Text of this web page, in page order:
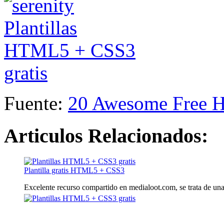
Fuente: 20 Awesome Free
Articulos Relacionados:
Plantilla gratis HTML5 + CSS3
Excelente recurso compartido en medialoot.com, se trata de